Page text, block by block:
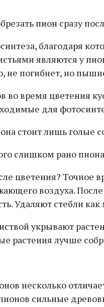
пион сразу
благодаря
являются у
не погибнет, но
во время цветения
для
стоит лишь голые
слишком рано
цветения? Точное
воздуха.
Удаляют стебли
укрывают
растения лучше
несколько
сильные